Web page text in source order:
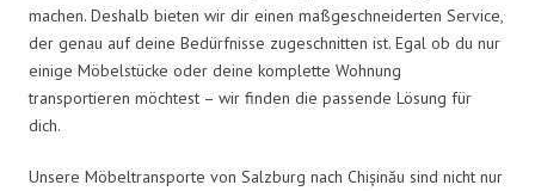
machen. Deshalb bieten wir dir einen maßgeschneiderten Service,
der genau auf deine Bedürfnisse zugeschnitten ist. Egal ob du nur
einige Möbelstücke oder deine komplette Wohnung
transportieren möchtest – wir finden die passende Lösung für
dich.
Unsere Möbeltransporte von Salzburg nach Chișinău sind nicht nur